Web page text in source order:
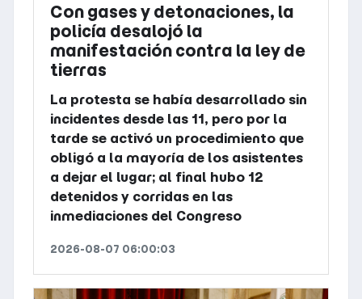
Con gases y detonaciones, la
policía desalojó la
manifestación contra la ley de
tierras
La protesta se había desarrollado sin
incidentes desde las 11, pero por la
tarde se activó un procedimiento que
obligó a la mayoría de los asistentes
a dejar el lugar; al final hubo 12
detenidos y corridas en las
inmediaciones del Congreso
2026-08-07 06:00:03